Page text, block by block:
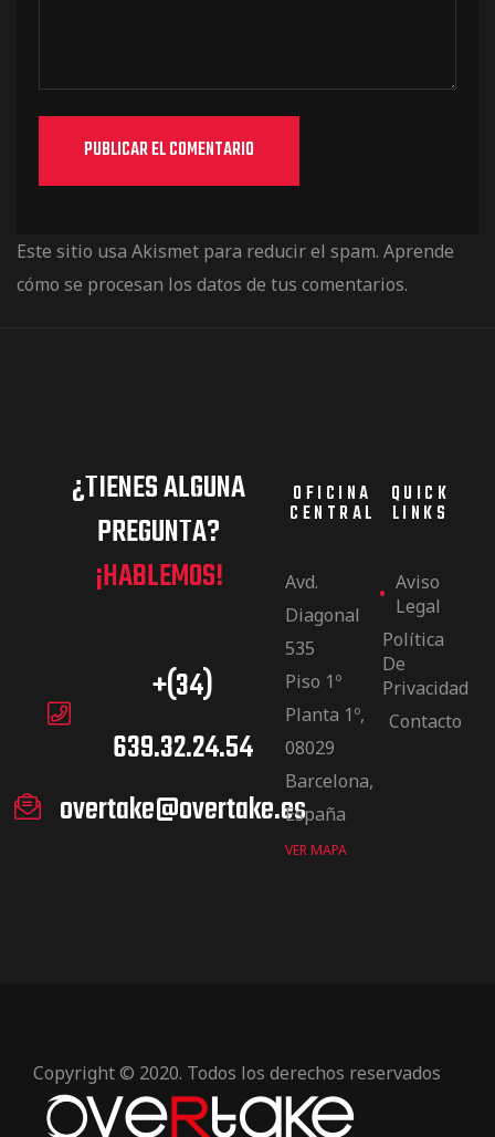
Este sitio usa Akismet para reducir el spam. Aprende
cómo se procesan los datos de tus comentarios.
¿TIENES ALGUNA
PREGUNTA?
¡HABLEMOS!
+(34)
639.32.24.54
overtake@overtake.es
OFICINA
CENTRAL
Avd.
Diagonal
535
Piso 1º
Planta 1º,
08029
Barcelona,
España
VER MAPA
QUICK
LINKS
Aviso
Legal
Política
De
Privacidad
Contacto
Copyright © 2020. Todos los derechos reservados